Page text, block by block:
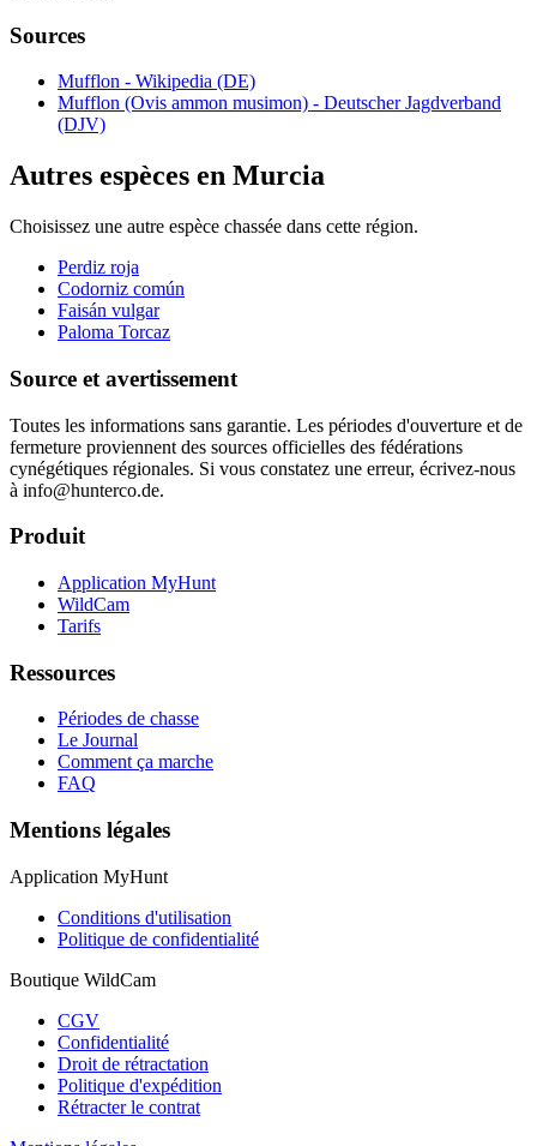
Sources
Mufflon - Wikipedia (DE)
Mufflon (Ovis ammon musimon) - Deutscher Jagdverband
(DJV)
Autres espèces en Murcia
Choisissez une autre espèce chassée dans cette région.
Perdiz roja
Codorniz común
Faisán vulgar
Paloma Torcaz
Source et avertissement
Toutes les informations sans garantie. Les périodes d'ouverture et de
fermeture proviennent des sources officielles des fédérations
cynégétiques régionales. Si vous constatez une erreur, écrivez-nous
à info@hunterco.de.
Produit
Application MyHunt
WildCam
Tarifs
Ressources
Périodes de chasse
Le Journal
Comment ça marche
FAQ
Mentions légales
Application MyHunt
Conditions d'utilisation
Politique de confidentialité
Boutique WildCam
CGV
Confidentialité
Droit de rétractation
Politique d'expédition
Rétracter le contrat